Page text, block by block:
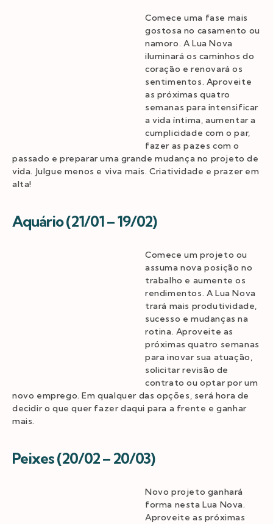
Comece uma fase mais
gostosa no casamento ou
namoro. A Lua Nova
iluminará os caminhos do
coração e renovará os
sentimentos. Aproveite
as próximas quatro
semanas para intensificar
a vida íntima, aumentar a
cumplicidade com o par,
fazer as pazes com o
passado e preparar uma grande mudança no projeto de
vida. Julgue menos e viva mais. Criatividade e prazer em
alta!
Aquário (21/01 – 19/02)
Comece um projeto ou
assuma nova posição no
trabalho e aumente os
rendimentos. A Lua Nova
trará mais produtividade,
sucesso e mudanças na
rotina. Aproveite as
próximas quatro semanas
para inovar sua atuação,
solicitar revisão de
contrato ou optar por um
novo emprego. Em qualquer das opções, será hora de
decidir o que quer fazer daqui para a frente e ganhar
mais.
Peixes (20/02 – 20/03)
Novo projeto ganhará
forma nesta Lua Nova.
Aproveite as próximas